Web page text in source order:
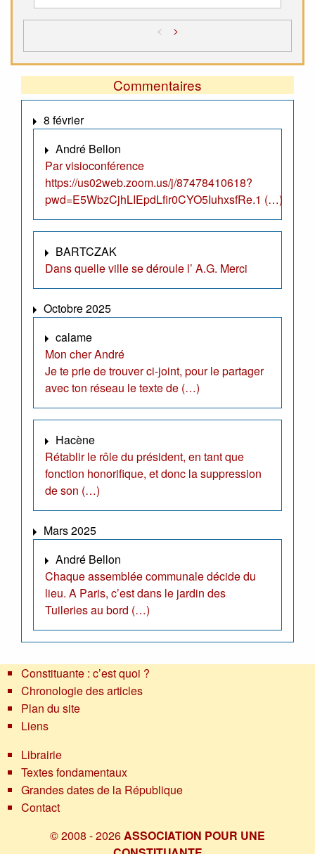
< >
Commentaires
8 février
André Bellon
Par visioconférence
https://us02web.zoom.us/j/87478410618?
pwd=E5WbzCjhLIEpdLfir0CYO5IuhxsfRe.1 (…)
BARTCZAK
Dans quelle ville se déroule l’ A.G. Merci
Octobre 2025
calame
Mon cher André
Je te prie de trouver ci-joint, pour le partager
avec ton réseau le texte de (…)
Hacène
Rétablir le rôle du président, en tant que
fonction honorifique, et donc la suppression
de son (…)
Mars 2025
André Bellon
Chaque assemblée communale décide du
lieu. A Paris, c’est dans le jardin des
Tuileries au bord (…)
Constituante : c’est quoi ?
Chronologie des articles
Plan du site
Liens
Librairie
Textes fondamentaux
Grandes dates de la République
Contact
© 2008 - 2026ASSOCIATION POUR UNE